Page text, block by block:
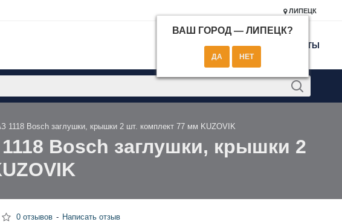
ЛИПЕЦК
ВАШ ГОРОД — ЛИПЕЦК?
КОНТАКТЫ
1118 Bosch заглушки, крышки 2 шт. комплект 77 мм KUZOVIK
Bosch заглушки, крышки 2
0 отзывов - Написать отзыв